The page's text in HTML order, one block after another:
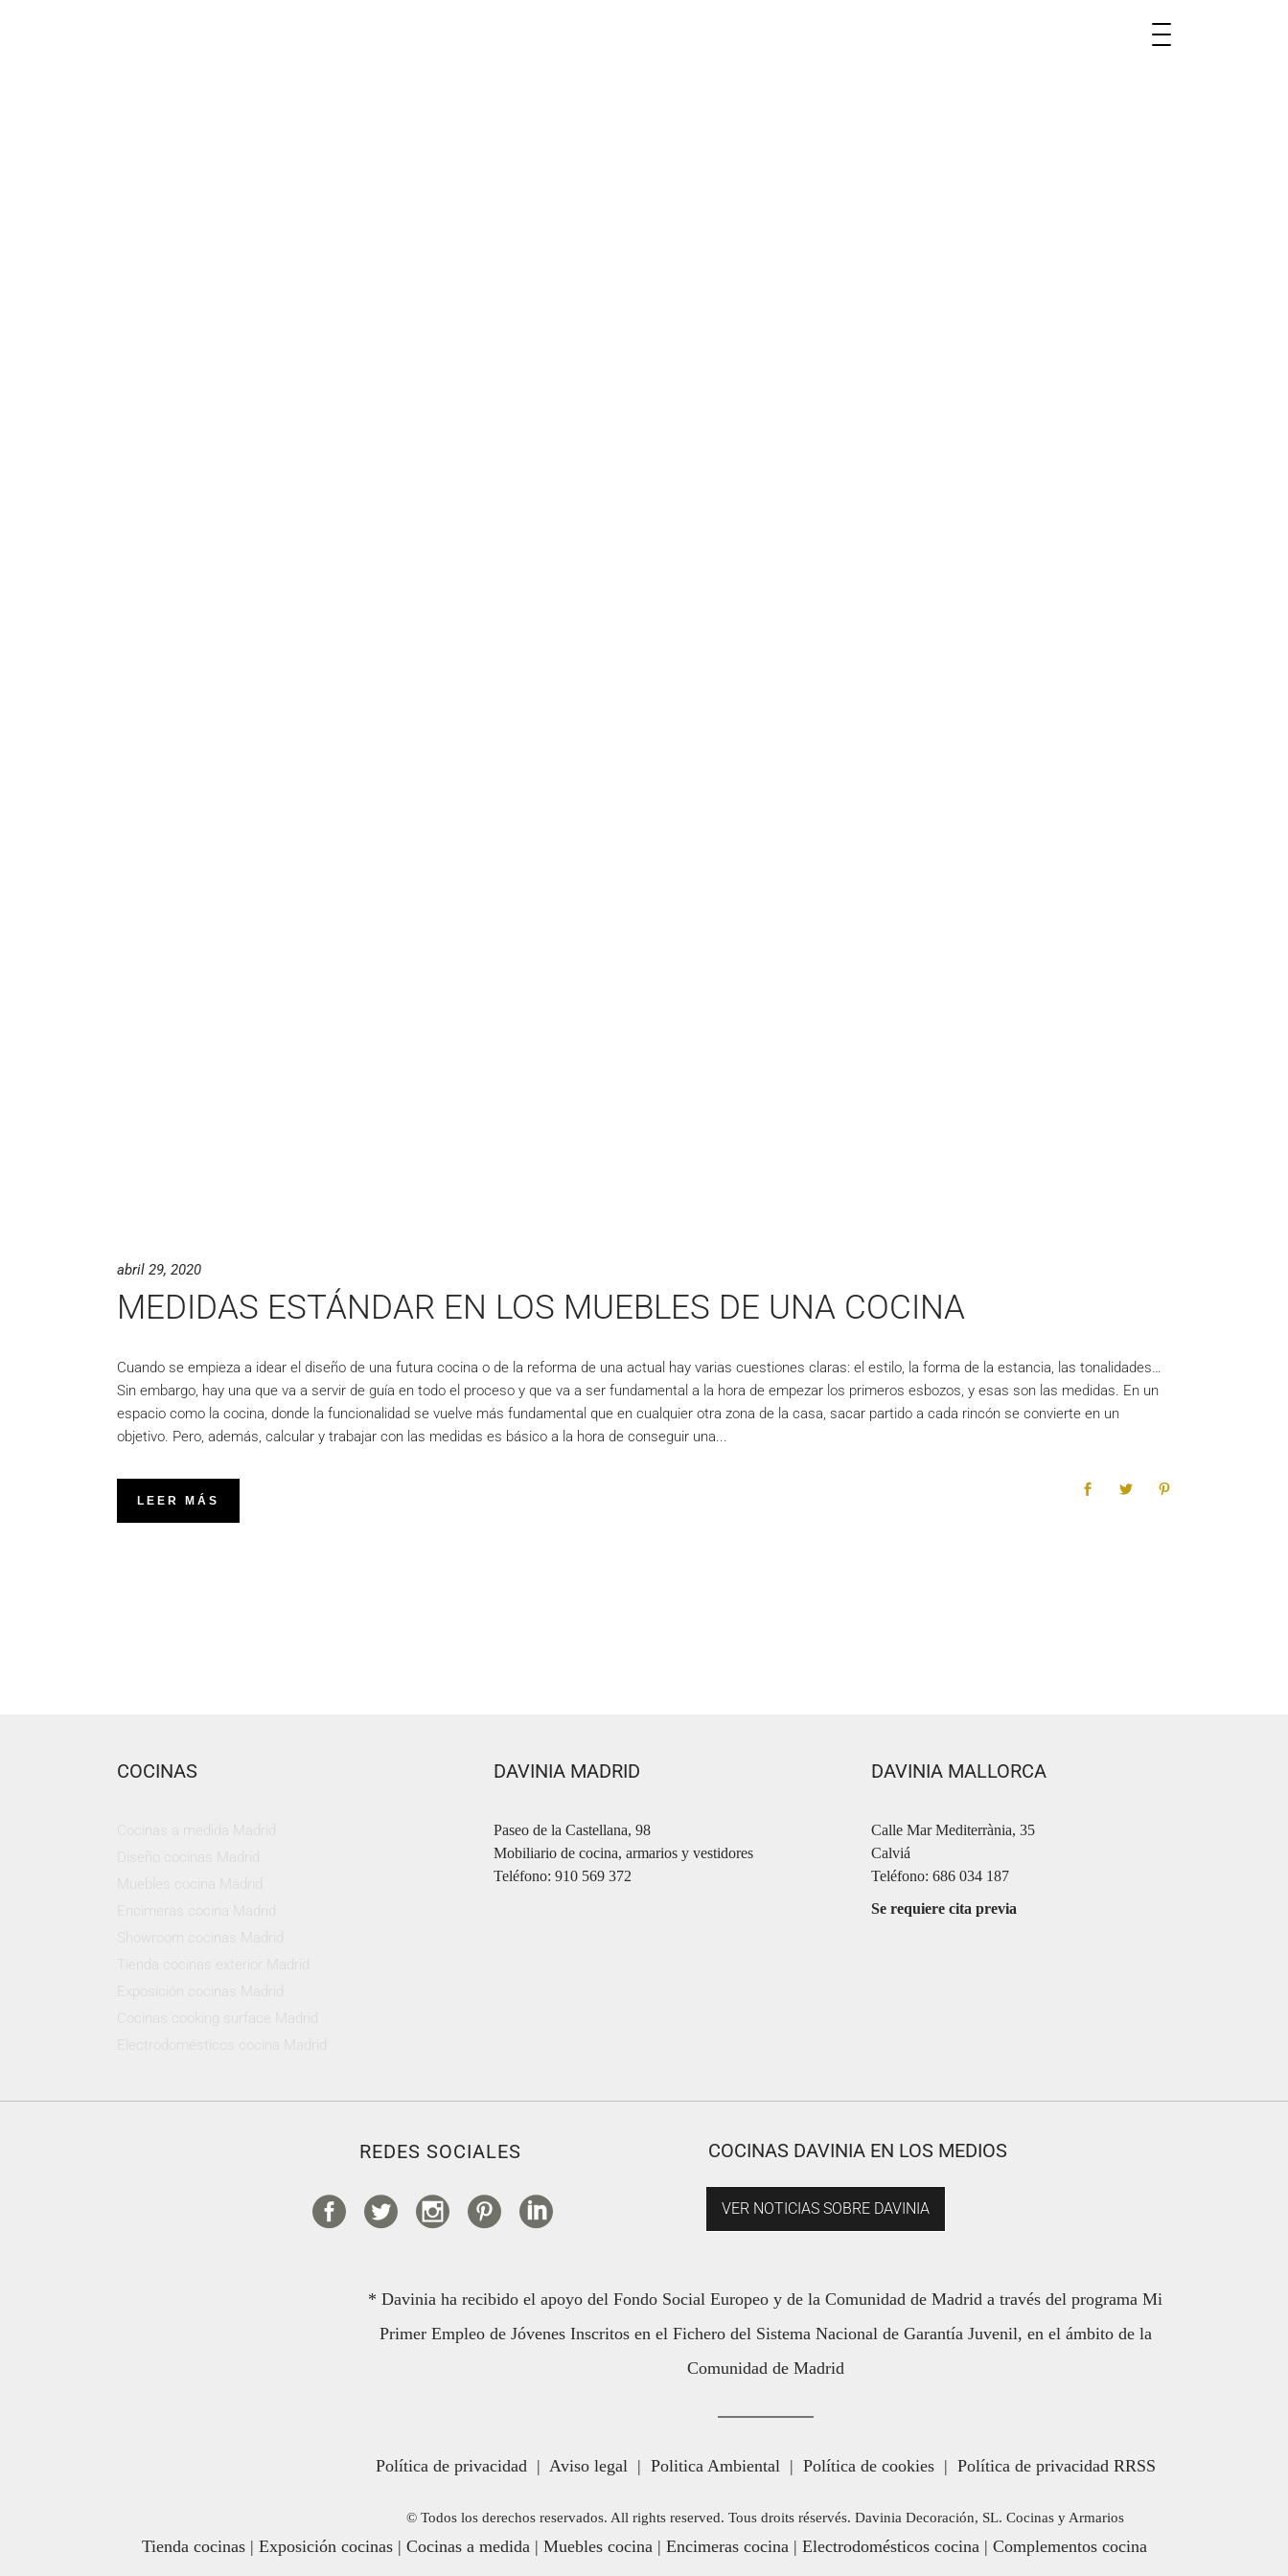
abril 29, 2020
MEDIDAS ESTÁNDAR EN LOS MUEBLES DE UNA COCINA
Cuando se empieza a idear el diseño de una futura cocina o de la reforma de una actual hay varias cuestiones claras: el estilo, la forma de la estancia, las tonalidades…
Sin embargo, hay una que va a servir de guía en todo el proceso y que va a ser fundamental a la hora de empezar los primeros esbozos, y esas son las medidas. En un
espacio como la cocina, donde la funcionalidad se vuelve más fundamental que en cualquier otra zona de la casa, sacar partido a cada rincón se convierte en un
objetivo. Pero, además, calcular y trabajar con las medidas es básico a la hora de conseguir una
LEER MÁS
COCINAS DAVINIA MADRID
Paseo de la Castellana, 98
Mobiliario de cocina, armarios y vestidores
Teléfono: 910 569 372
DAVINIA MALLORCA
Calle Mar Mediterrània, 35
Calviá
Teléfono: 686 034 187
Se requiere cita previa
REDES SOCIALES COCINAS DAVINIA EN LOS MEDIOS
VER NOTICIAS SOBRE DAVINIA
* Davinia ha recibido el apoyo del Fondo Social Europeo y de la Comunidad de Madrid a través del programa Mi
Primer Empleo de Jóvenes Inscritos en el Fichero del Sistema Nacional de Garantía Juvenil, en el ámbito de la
Comunidad de Madrid
Política de privacidad| Aviso legal| Politica Ambiental| Política de cookies| Política de privacidad RRSS
© Todos los derechos reservados. All rights reserved. Tous droits réservés. Davinia Decoración, SL. Cocinas y Armarios
Tienda cocinas| Exposición cocinas| Cocinas a medida| Muebles cocina| Encimeras cocina| Electrodomésticos cocina| Complementos cocina